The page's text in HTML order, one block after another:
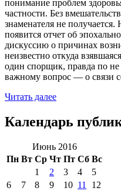
понимание проблем
частности. Без
знаменателя не
появится отчет об
дискуссию о причинах
неизвестно откуда
один спорщик, правда по не
важному вопрос — о связи
Читать далее
Календарь
Июнь 2016
Пн Вт Ср Чт Пт Сб Вс
1
2 3 4
5
6
7 8 9 10 11
12